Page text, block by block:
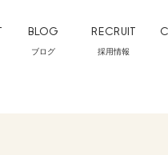
BLOG
ブログ
RECRUIT
採用情報